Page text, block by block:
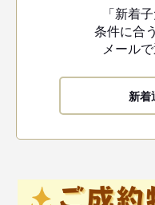
「新着
条件に合う
メール
新着